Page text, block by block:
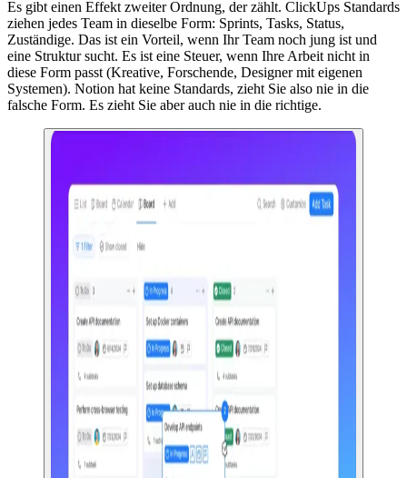
Es gibt einen Effekt zweiter Ordnung, der zählt. ClickUps Standards
ziehen jedes Team in dieselbe Form: Sprints, Tasks, Status,
Zuständige. Das ist ein Vorteil, wenn Ihr Team noch jung ist und
eine Struktur sucht. Es ist eine Steuer, wenn Ihre Arbeit nicht in
diese Form passt (Kreative, Forschende, Designer mit eigenen
Systemen). Notion hat keine Standards, zieht Sie also nie in die
falsche Form. Es zieht Sie aber auch nie in die richtige.